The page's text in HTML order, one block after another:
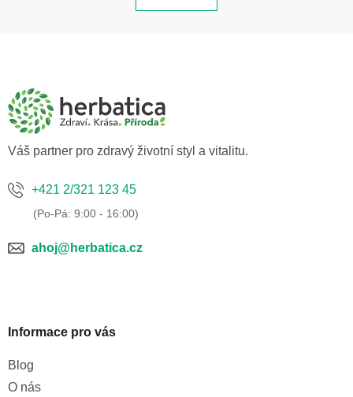
k
k
a
Váš partner pro zdravý životní styl a vitalitu.
+421 2/321 123 45
ahoj@herbatica.cz
Informace pro vás
Blog
O nás